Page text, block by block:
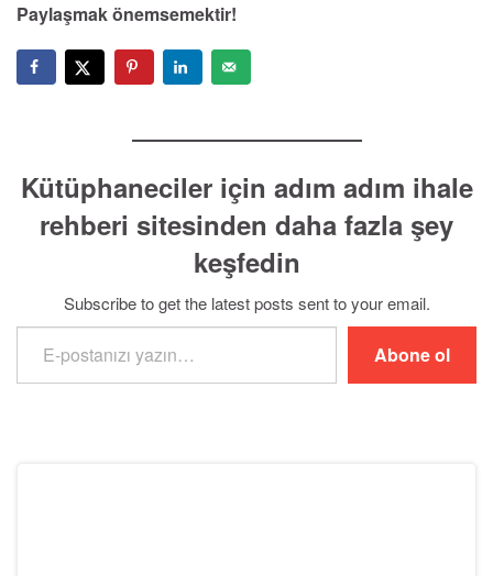
Paylaşmak önemsemektir!
Kütüphaneciler için adım adım ihale
rehberi sitesinden daha fazla şey
keşfedin
Subscribe to get the latest posts sent to your email.
E-postanızı yazın…
Abone ol